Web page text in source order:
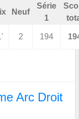
Neuf
Série
1
2 194
Arc Droit